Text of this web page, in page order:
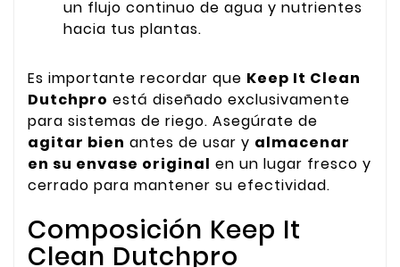
un flujo continuo de agua y nutrientes
hacia tus plantas.
Es importante recordar que Keep It Clean
Dutchpro está diseñado exclusivamente
para sistemas de riego. Asegúrate de
agitar bien antes de usar y almacenar
en su envase original en un lugar fresco y
cerrado para mantener su efectividad.
Composición Keep It
Clean Dutchpro